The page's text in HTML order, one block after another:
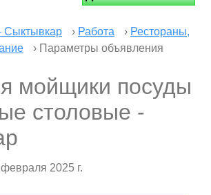
Сыктывкар › Работа › Рестораны,
› Параметры объявления
мойщики посуды
столовые -
2025 г.